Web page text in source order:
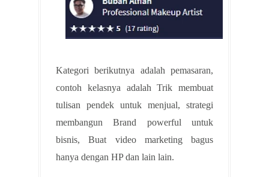
Kategori berikutnya adalah pemasaran,
contoh kelasnya adalah Trik membuat
tulisan pendek untuk menjual, strategi
membangun Brand powerful untuk
bisnis, Buat video marketing bagus
hanya dengan HP dan lain lain.